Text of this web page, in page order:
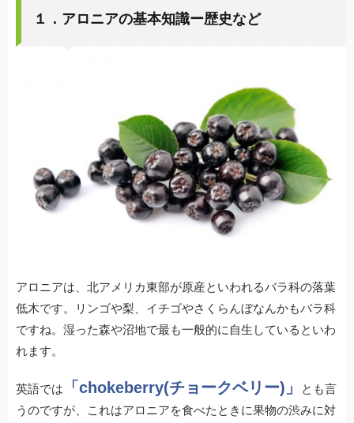
１．アロニアの基本知識ー歴史など
アロニアは、北アメリカ東部が原産といわれるバラ科の落葉
低木です。リンゴや梨、イチゴやさくらんぼなんかもバラ科
ですね。湿った森や沼地で最も一般的に自生しているといわ
れます。
英語では 「chokeberry(チョークベリー)」
とも言
うのですが、これはアロニアを食べたときに果物の渋みに対